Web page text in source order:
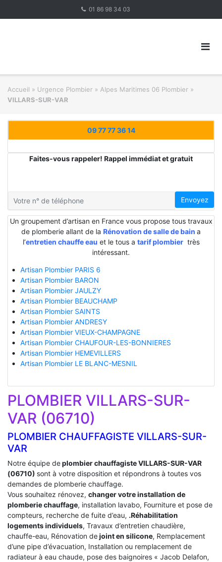
01 86 98 34 03
Accueil » Urgence Plombier » Alpes Maritimes 06 Plombier »
VILLARS-SUR-VAR
09 77 77 36 14
Faites-vous rappeler! Rappel immédiat et gratuit
Envoyez
Un groupement d’artisan en France vous propose tous travaux
de plomberie allant de la Rénovation de salle de bain a
l’entretien chauffe eau et le tous a tarif plombiertrès
intéressant.
Artisan Plombier PARIS 6
Artisan Plombier BARON
Artisan Plombier JAULZY
Artisan Plombier BEAUCHAMP
Artisan Plombier SAINTS
Artisan Plombier ANDRESY
Artisan Plombier VIEUX-CHAMPAGNE
Artisan Plombier CHAUFOUR-LES-BONNIERES
Artisan Plombier HEMEVILLERS
Artisan Plombier LE BLANC-MESNIL
PLOMBIER VILLARS-SUR-
VAR (06710)
PLOMBIER CHAUFFAGISTE VILLARS-SUR-
VAR
Notre équipe deplombier chauffagiste VILLARS-SUR-VAR
(06710) sont à votre disposition et répondrons à toutes vos
demandes de plomberie chauffage.
Vous souhaitez rénovez, changer votre installation de
plomberie chauffage, installation lavabo, Fourniture et pose de
compteurs, recherche de fuite d’eau, .Réhabilitation
logements individuels, Travaux d’entretien chaudière,
chauffe-eau, Rénovation dejoint en silicone, Remplacement
d’une pipe d’évacuation, Installation ou remplacement de
radiateur à eau chaude, pose des baignoires « Jacob Delafon,